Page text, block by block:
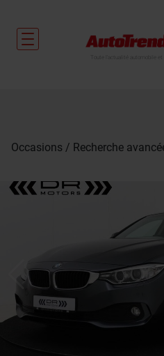
Occasions Recherche